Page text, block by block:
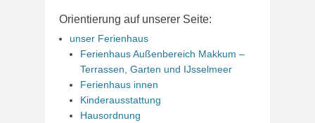
Orientierung auf unserer Seite:
unser Ferienhaus
Ferienhaus Außenbereich Makkum –
Terrassen, Garten und IJsselmeer
Ferienhaus innen
Kinderausstattung
Hausordnung